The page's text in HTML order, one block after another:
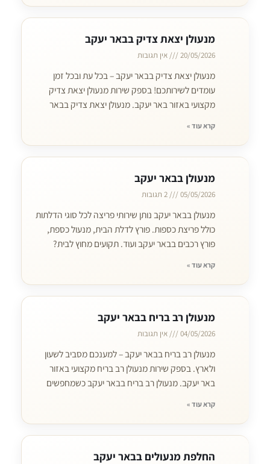
מנעולן יצאת צדיק בבאר יעקב
20/05/2026 אין תגובות
מנעולן יצאת צדיק בבאר יעקב – בכל עת ובכל זמן
עומדים לשירותכם! בספק שירות מנעולן יצאת צדיק
מקצועי באזור באר יעקב. מנעולן יצאת צדיק בבאר
קרא עוד »
מנעולן בבאר יעקב
05/05/2026
מנעולן בבאר יעקב נותן שירותי פריצה לכל סוגי הדלתות
כולל פריצת כספות. פורץ לדלת הבית, מנעול כספת,
פורץ רכבים בבאר יעקב ועוד. תקועים מחוץ לבית?
קרא עוד »
מנעולן רב בריח בבאר יעקב
04/05/2026 אין תגובות
מנעולן רב בריח בבאר יעקב – למענכם מסביב לשעון
ולארץ. בספק שירות מנעולן רב בריח מקצועי באזור
באר יעקב. מנעולן רב בריח בבאר יעקב כשמחפשים
קרא עוד »
החלפת מנעולים בבאר יעקב